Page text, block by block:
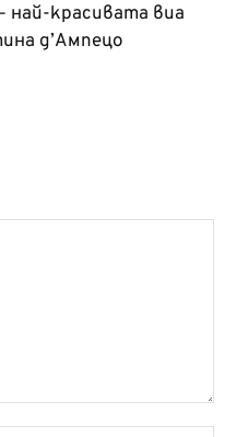
най-красивата виа
д’Ампецо